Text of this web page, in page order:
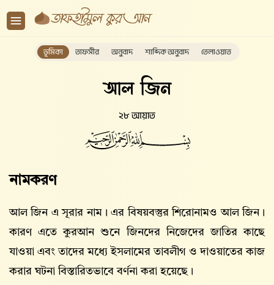
ভূমিকা তাফসীর অনুবাদ শাব্দিক অনুবাদ তেলাওয়াত
আল জিন
২৮ আয়াত
নামকরণ
আল জিন এ সূরার নাম। এর বিষয়বস্তুর শিরোনামও আল জিন।
কারণ এতে কুরআন শুনে জিনদের নিজেদের জাতির কাছে
যাওয়া এবং তাদের মধ্যে ইসলামের তাবলীগ ও দাওয়াতের কাজ
করার ঘটনা বিস্তারিতভাবে বর্ণনা করা হয়েছে।